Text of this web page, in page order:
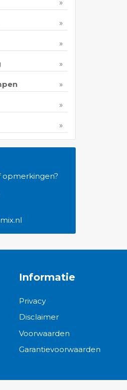
opmerkingen?
Informatie
Privacy
Disclaimer
Voorwaarden
Garantievoorwaarden